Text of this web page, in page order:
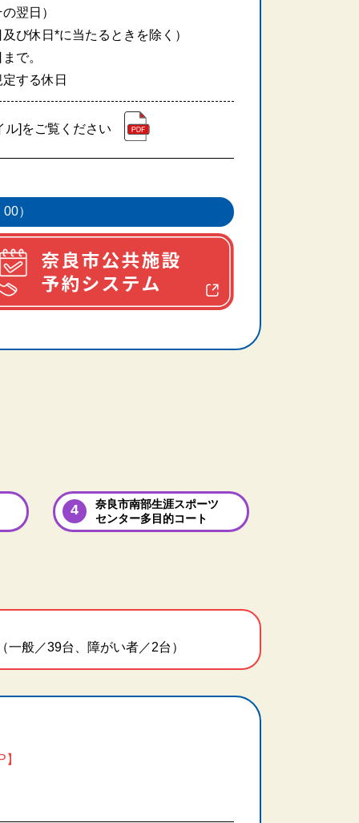
翌日）
び休日*に当たるときを除く）
で。
する休日
ル]をご覧ください
）
奈良市南部生涯スポーツ
センター多目的コート
般／39台、障がい者／2台）